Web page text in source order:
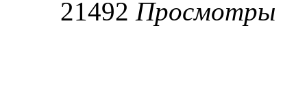
21492 Просмотры